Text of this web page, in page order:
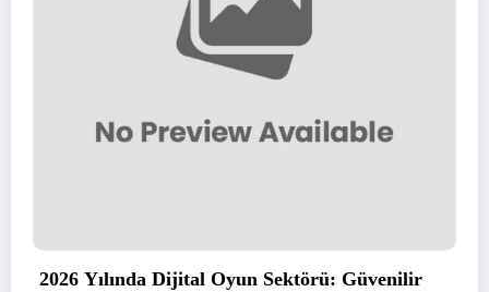
2026 Yılında Dijital Oyun Sektörü: Güvenilir